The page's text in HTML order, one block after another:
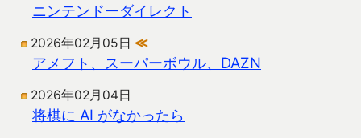
ニンテンドーダイレクト
2026年02月05日 ≪
アメフト、スーパーボウル、DAZN
2026年02月04日
将棋に AI がなかったら